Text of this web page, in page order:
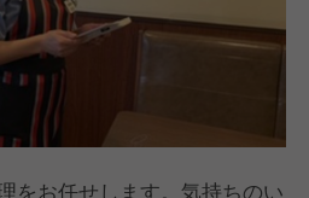
をお任せします。気持ちのい